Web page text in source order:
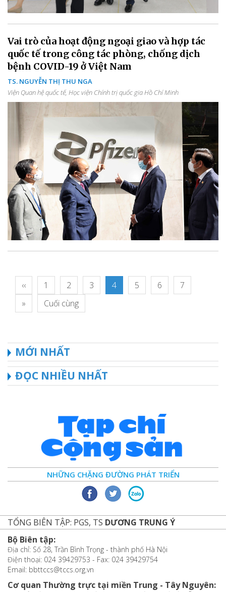
Vai trò của hoạt động ngoại giao và hợp tác
quốc tế trong công tác phòng, chống dịch
bệnh COVID-19 ở Việt Nam
TS. NGUYỄN THỊ THU NGA
Viện Quan hệ quốc tế, Học viện Chính trị quốc gia Hồ Chí Minh
‹‹ 1 2 3 4 5 6
7
»
Cuối cùng
MỚI NHẤT
ĐỌC NHIỀU NHẤT
NHỮNG CHẶNG ĐƯỜNG PHÁT TRIỂN
TỔNG BIÊN TẬP: PGS, TS DƯƠNG TRUNG Ý
Bộ Biên tập:
Địa chỉ: Số 28, Trần Bình Trọng - thành phố Hà Nội
Điện thoại: 024 39429753 - Fax: 024 39429754
Email: bbttccs@tccs.org.vn
Cơ quan Thường trực tại miền Trung - Tây Nguyên: